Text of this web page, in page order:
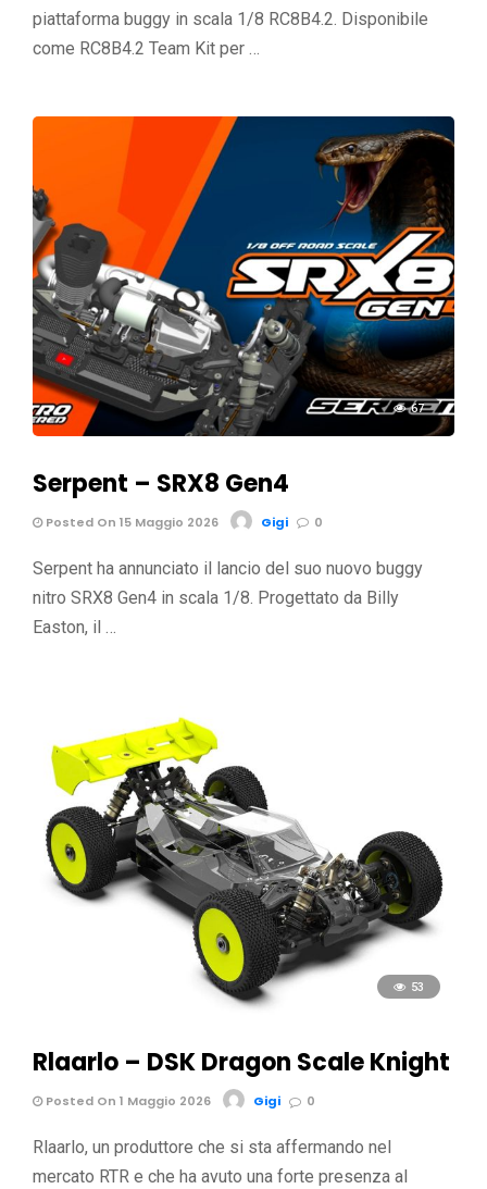
piattaforma buggy in scala 1/8 RC8B4.2. Disponibile
come RC8B4.2 Team Kit per …
67
Serpent – SRX8 Gen4
Posted On 15 Maggio 2026 Gigi 0
Serpent ha annunciato il lancio del suo nuovo buggy
nitro SRX8 Gen4 in scala 1/8. Progettato da Billy
Easton, il …
53
Rlaarlo – DSK Dragon Scale Knight
Posted On 1 Maggio 2026 Gigi 0
Rlaarlo, un produttore che si sta affermando nel
mercato RTR e che ha avuto una forte presenza al